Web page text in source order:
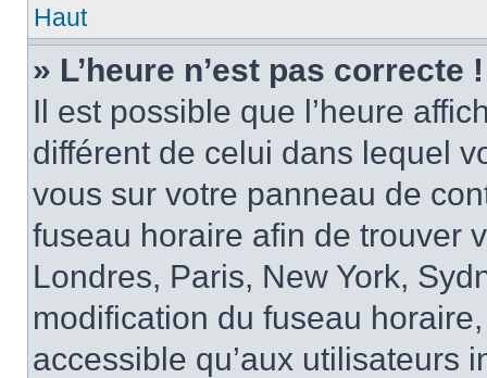
Haut
» L’heure n’est pas correcte !
Il est possible que l’heure
différent de celui dans lequel
vous sur votre panneau de
fuseau horaire afin de trouver
Londres, Paris, New York,
modification du fuseau
accessible qu’aux utilisateurs